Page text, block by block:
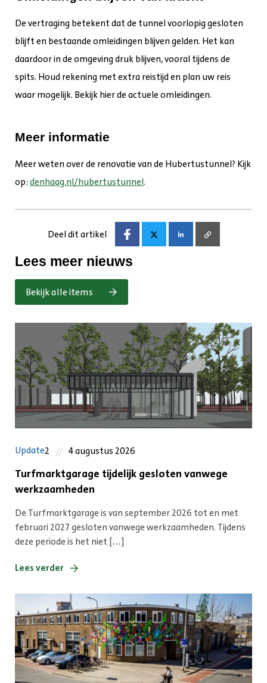
De vertraging betekent dat de tunnel voorlopig gesloten
blijft en bestaande omleidingen blijven gelden. Het kan
daardoor in de omgeving druk blijven, vooral tijdens de
spits. Houd rekening met extra reistijd en plan uw reis
waar mogelijk. Bekijk hier de actuele omleidingen.
Meer informatie
Meer weten over de renovatie van de Hubertustunnel? Kijk
op: denhaag.nl/hubertustunnel.
Deel dit artikel
Lees meer nieuws
Bekijk alle items
Update2 4 augustus 2026
Turfmarktgarage tijdelijk gesloten vanwege
werkzaamheden
De Turfmarktgarage is van september 2026 tot en met
februari 2027 gesloten vanwege werkzaamheden. Tijdens
deze periode is het niet […]
Lees verder